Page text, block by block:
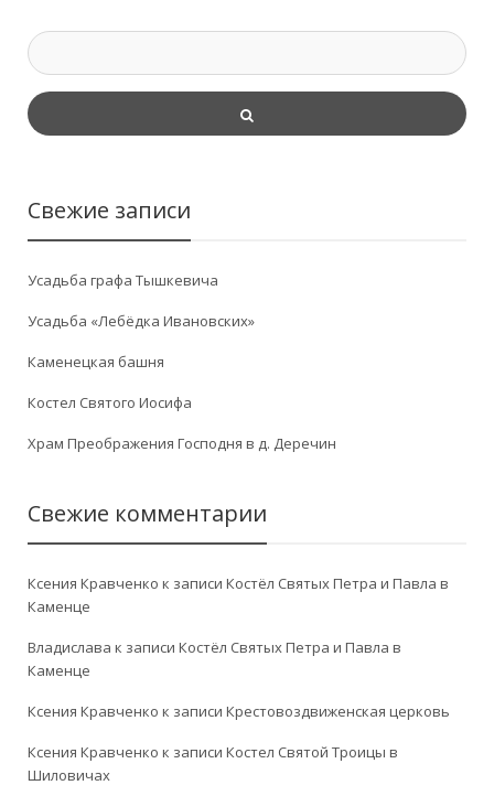
Свежие записи
Усадьба графа Тышкевича
Усадьба «Лебёдка Ивановских»
Каменецкая башня
Костел Святого Иосифа
Храм Преображения Господня в д. Деречин
Свежие комментарии
Ксения Кравченко к записи Костёл Святых Петра и Павла в
Каменце
Владислава к записи Костёл Святых Петра и Павла в
Каменце
Ксения Кравченко к записи Крестовоздвиженская церковь
Ксения Кравченко к записи Костел Святой Троицы в
Шиловичах